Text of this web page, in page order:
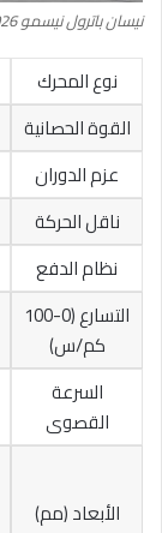
نيسان باترول نيسمو 2026
نوع المحرك
القوة الحصانية
عزم الدوران
ناقل الحركة
نظام الدفع
التسارع (0-100
كم/س)
السرعة
القصوى
الأبعاد (مم)